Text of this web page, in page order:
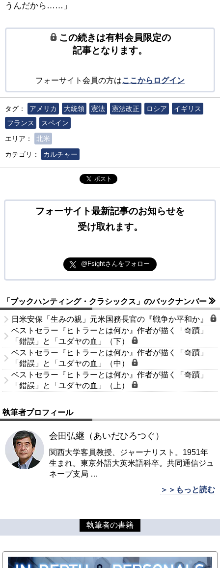
うんだから……」
この続きは有料会員限定の
記事となります。
フォーサイト会員の方はここからログイン
タグ： アメリカ 大統領 憲法 憲法改正 ロシア
イギリス
フランス
スペイン
エリア：
北米
カテゴリ：
カルチャー
ポスト
フォーサイト最新記事のお知らせを
受け取れます。
@Fsightさんをフォロー
「ブックハンティング・クラシックス」のバックナンバー
日米安保「生みの親」元米国務長官の『戦争か平和か』
ベストセラー『ヒトラーとは何か』作者が描く「奇蹟」
「錯誤」と「ユダヤの血」（下）
ベストセラー『ヒトラーとは何か』作者が描く「奇蹟」
「錯誤」と「ユダヤの血」（中）
ベストセラー『ヒトラーとは何か』作者が描く「奇蹟」
「錯誤」と「ユダヤの血」（上）
執筆者プロフィール
会田弘継（あいだひろつぐ）
関西大学客員教授、ジャーナリスト。1951年
生まれ。東京外語大英米語科卒。共同通信ジュ
ネーブ支局 …
＞＞もっと読む
執筆者の書籍